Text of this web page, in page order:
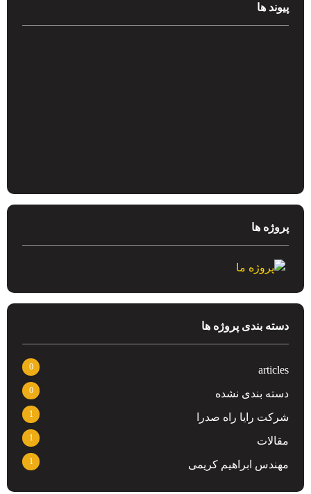
پیوند ها
پروژه ها
دسته بندی پروژه ها
articles
0
دسته بندی نشده 0
شرکت رایا راه صدرا 1
مقالات 1
مهندس ابراهیم کریمی 1